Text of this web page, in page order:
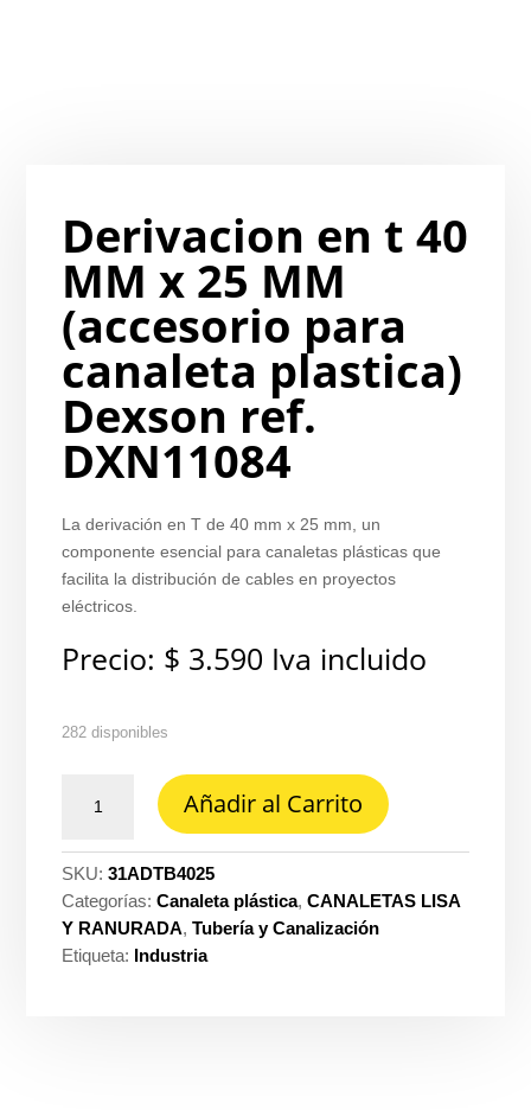
Derivacion en t 40
MM x 25 MM
(accesorio para
canaleta plastica)
Dexson ref.
DXN11084
La derivación en T de 40 mm x 25 mm, un
componente esencial para canaletas plásticas que
facilita la distribución de cables en proyectos
eléctricos.
Precio: $ 3.590 Iva incluido
282 disponibles
40
MM
x
25
Añadir al Carrito
SKU:31ADTB4025
Categorías:Canaleta plástica,CANALETAS LISA
Y RANURADA,Tubería y Canalización
Etiqueta: Industria